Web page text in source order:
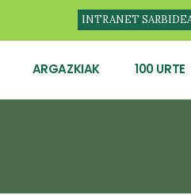
INTRANET
ARGAZKIAK 100 URTE